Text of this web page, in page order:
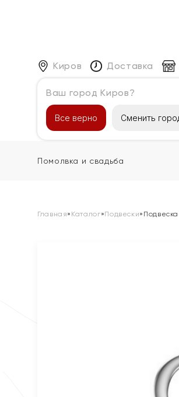
Киров
Ваш город Киров?
Все верно Сменить
Доставка
Каталог
Помолвка и свадьба
Главная» Каталог»Подвески»